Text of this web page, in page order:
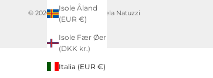
Isole Åland
(EUR €)
Isole Fær Øer
(DKK kr.)
Italia (EUR €)
© 2026 - Pelletterie Angela Natuzzi